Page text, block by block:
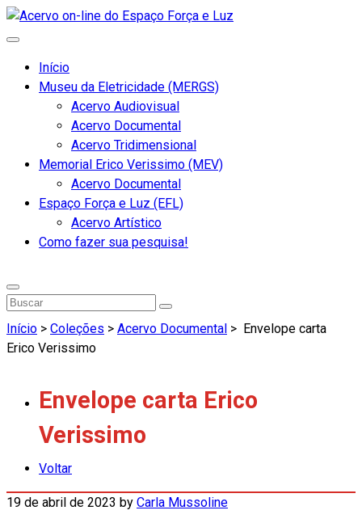
Início
Museu da Eletricidade (MERGS)
Acervo Audiovisual
Acervo Documental
Acervo Tridimensional
Memorial Erico Verissimo (MEV)
Acervo Documental
Espaço Força e Luz (EFL)
Acervo Artístico
Como fazer sua pesquisa!
Início > Coleções > Acervo Documental > Envelope carta
Erico Verissimo
Envelope carta Erico
Verissimo
Voltar
19 de abril de 2023 by Carla Mussoline